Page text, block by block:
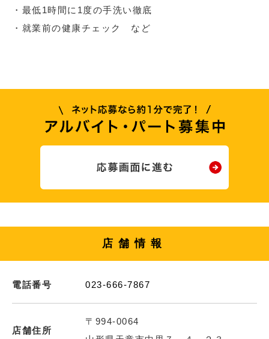
・最低1時間に1度の手洗い徹底
・就業前の健康チェック など
店舗情報
電話番号 023-666-7867
店舗住所
〒994-0064